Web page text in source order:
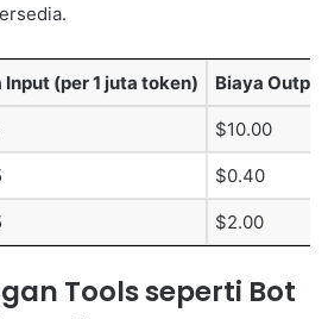
Input (per 1 juta token) Biaya
$10.00
$0.40
$2.00
Tools seperti Bot